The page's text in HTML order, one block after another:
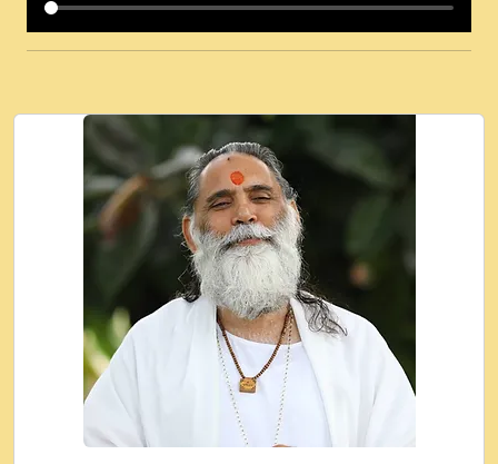
कई पकड क मर हथ र मह वदवन पहच दय! मह जन
Ki - Krishna Bhajan - New Bhajan 2020
#Ishwar Bhakti.mp3
जब से गीता ज्ञान पाया मैं बड़ी मस्ती में हूँ । 2018 -
Rishikesh - Ratan Ji Rasik.mp3
तन हल दल द सनव मड उतत सर रख क, नल रव त
गल लग जव त सर उतत हथ रख द!.mp3
तू कर प्रीतम से प्रीत, यूहीं दिन बीतते जाते हैं ।
2018 - Rishikesh - Swami Gyananand Ji
Maharaj.mp3
न म गवद गपल गद फर, पयर महन न रझद फर! shri